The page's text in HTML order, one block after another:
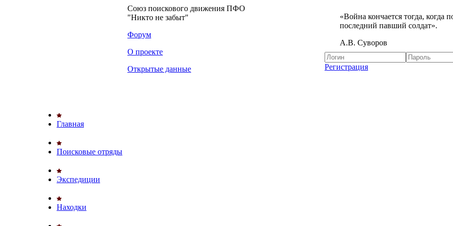
Союз поискового движения ПФО
"Никто не забыт"
Форум
О проекте
Открытые данные
«Война кончается тогда, когда
последний павший солдат».
А.В. Суворов
Регистрация
Главная
Поисковые отряды
Экспедиции
Находки